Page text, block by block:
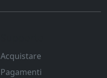
Acquistare
Pagamenti